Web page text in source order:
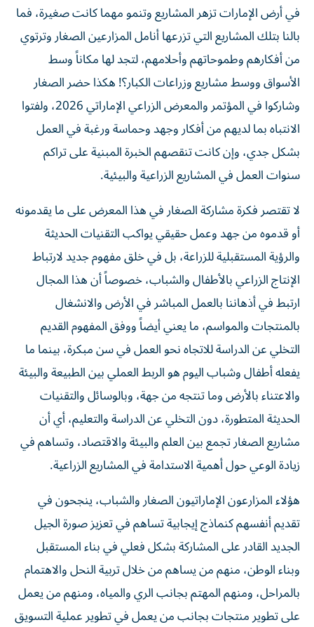
في أرض الإمارات تزهر المشاريع وتنمو مهما كانت صغيرة، فما
بالنا بتلك المشاريع التي تزرعها أنامل المزارعين الصغار وترتوي
من أفكارهم وطموحاتهم وأحلامهم، لتجد لها مكاناً وسط
الأسواق ووسط مشاريع وزراعات الكبار؟! هكذا حضر الصغار
وشاركوا في المؤتمر والمعرض الزراعي الإماراتي 2026، ولفتوا
الانتباه بما لديهم من أفكار وجهد وحماسة ورغبة في العمل
بشكل جدي، وإن كانت تنقصهم الخبرة المبنية على تراكم
سنوات العمل في المشاريع الزراعية والبيئية.
لا تقتصر فكرة مشاركة الصغار في هذا المعرض على ما يقدمونه
أو قدموه من جهد وعمل حقيقي يواكب التقنيات الحديثة
والرؤية المستقبلية للزراعة، بل في خلق مفهوم جديد لارتباط
الإنتاج الزراعي بالأطفال والشباب، خصوصاً أن هذا المجال
ارتبط في أذهاننا بالعمل المباشر في الأرض والانشغال
بالمنتجات والمواسم، ما يعني أيضاً ووفق المفهوم القديم
التخلي عن الدراسة للاتجاه نحو العمل في سن مبكرة، بينما ما
يفعله أطفال وشباب اليوم هو الربط العملي بين الطبيعة والبيئة
والاعتناء بالأرض وما تنتجه من جهة، وبالوسائل والتقنيات
الحديثة المتطورة، دون التخلي عن الدراسة والتعليم، أي أن
مشاريع الصغار تجمع بين العلم والبيئة والاقتصاد، وتساهم في
زيادة الوعي حول أهمية الاستدامة في المشاريع الزراعية.
هؤلاء المزارعون الإماراتيون الصغار والشباب، ينجحون في
تقديم أنفسهم كنماذج إيجابية تساهم في تعزيز صورة الجيل
الجديد القادر على المشاركة بشكل فعلي في بناء المستقبل
وبناء الوطن، منهم من يساهم من خلال تربية النحل والاهتمام
بالمراحل، ومنهم المهتم بجانب الري والمياه، ومنهم من يعمل
على تطوير منتجات بجانب من يعمل في تطوير عملية التسويق